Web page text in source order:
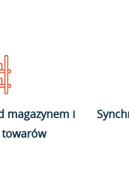
magazynem i
towarów